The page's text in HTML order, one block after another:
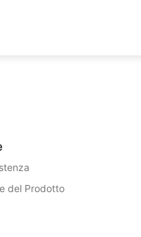
della VM
del Sistema Operativo
Dati
Hypervisor
del Prodotto